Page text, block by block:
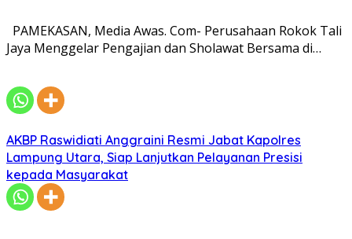
PAMEKASAN, Media Awas. Com- Perusahaan Rokok Tali
Jaya Menggelar Pengajian dan Sholawat Bersama di…
AKBP Raswidiati Anggraini Resmi Jabat Kapolres
Lampung Utara, Siap Lanjutkan Pelayanan Presisi
kepada Masyarakat